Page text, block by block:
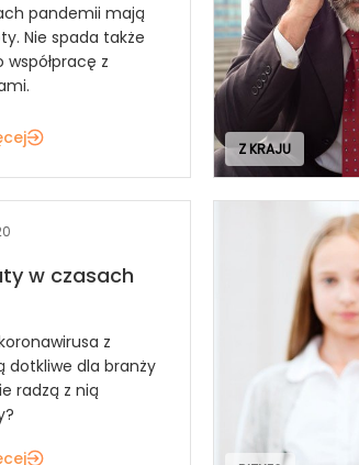
pandemii mają
Nie spada także
z
Z KRAJU
w czasach
z
dotkliwe dla branży
radzą z nią